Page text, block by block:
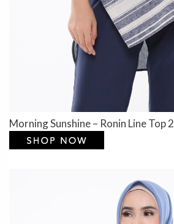
Morning Sunshine – Ronin Line Top 2